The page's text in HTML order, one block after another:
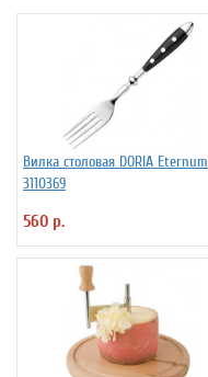
Вилка столовая DORIA Eternum
3110369
560 р.